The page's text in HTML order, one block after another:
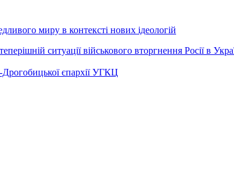
миру в контексті нових ідеологій
ситуації військового вторгнення Росії в
Дрогобицької єпархії УГКЦ